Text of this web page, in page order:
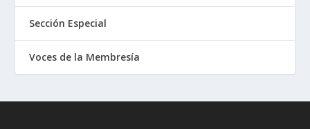
Sección Especial
Voces de la Membresía